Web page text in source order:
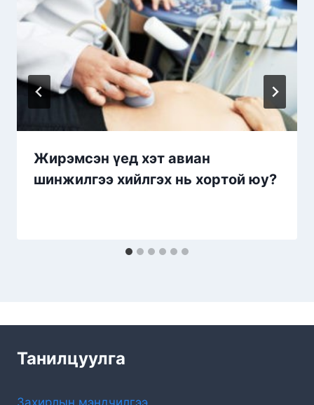
Жирэмсэн үед хэт авиан
шинжилгээ хийлгэх нь хортой юу?
Танилцуулга